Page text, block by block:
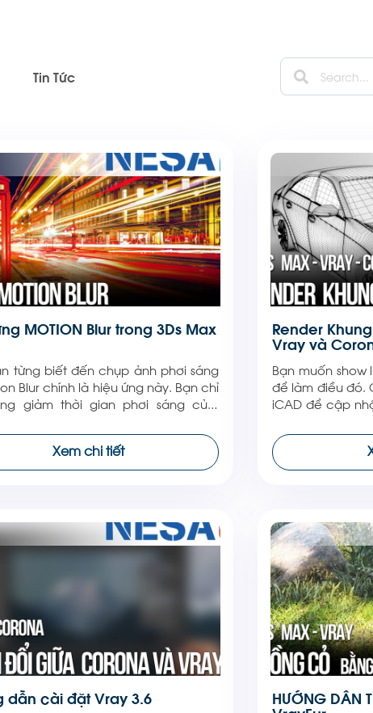
Tin Tức
MOTION Blur trong 3Ds Max
từng biết đến chụp ảnh phơi sáng
Blur chính là hiệu ứng này. Bạn chỉ
giảm thời gian phơi sáng của
chưa rõ về các thông số này nhé.
hãy theo dõi NESA iCAD để cập
thông tin […]
Xem chi tiết
Render
Vray và
Bạn muốn
để làm điều đó.
iCAD để cập
dẫn cài đặt Vray 3.6 HƯỚNG DẪN